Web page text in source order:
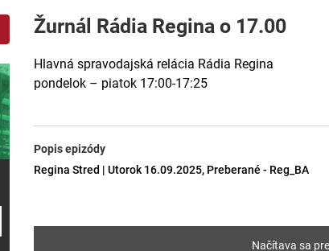
Žurnál Rádia Regina o 17.00
Hlavná spravodajská relácia Rádia Regina
pondelok – piatok 17:00-17:25
Popis epizódy
Regina Stred | Utorok 16.09.2025, Preberané - Reg_BA